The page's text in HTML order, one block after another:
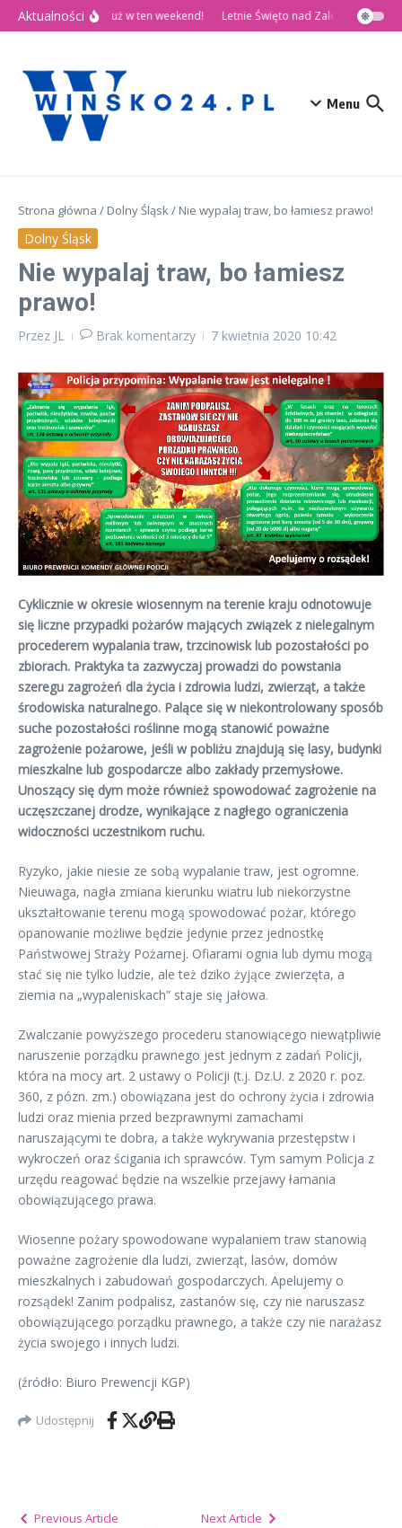
Przejdź do treści
Aktualności
🎉 Dni Wińska 2026 już w ten weekend! Letnie Święto nad Zalewem Słup
Menu
Strona główna / Dolny Śląsk/ Nie wypalaj traw, bo łamiesz prawo!
Dolny Śląsk
Nie wypalaj traw, bo łamiesz
prawo!
Przez JL Brak komentarzy 7 kwietnia 2020 10:42
Cyklicznie w okresie wiosennym na terenie kraju odnotowuje
się liczne przypadki pożarów mających związek z nielegalnym
procederem wypalania traw, trzcinowisk lub pozostałości po
zbiorach. Praktyka ta zazwyczaj prowadzi do powstania
szeregu zagrożeń dla życia i zdrowia ludzi, zwierząt, a także
środowiska naturalnego. Palące się w niekontrolowany sposób
suche pozostałości roślinne mogą stanowić poważne
zagrożenie pożarowe, jeśli w pobliżu znajdują się lasy, budynki
mieszkalne lub gospodarcze albo zakłady przemysłowe.
Unoszący się dym może również spowodować zagrożenie na
uczęszczanej drodze, wynikające z nagłego ograniczenia
widoczności uczestnikom ruchu.
Ryzyko, jakie niesie ze sobą wypalanie traw, jest ogromne.
Nieuwaga, nagła zmiana kierunku wiatru lub niekorzystne
ukształtowanie terenu mogą spowodować pożar, którego
opanowanie możliwe będzie jedynie przez jednostkę
Państwowej Straży Pożarnej. Ofiarami ognia lub dymu mogą
stać się nie tylko ludzie, ale też dziko żyjące zwierzęta, a
ziemia na „wypaleniskach” staje się jałowa.
Zwalczanie powyższego procederu stanowiącego niewątpliwie
naruszenie porządku prawnego jest jednym z zadań Policji,
która na mocy art. 2 ustawy o Policji (t.j. Dz.U. z 2020 r. poz.
360, z pózn. zm.) obowiązana jest do ochrony życia i zdrowia
ludzi oraz mienia przed bezprawnymi zamachami
naruszającymi te dobra, a także wykrywania przestępstw i
wykroczeń oraz ścigania ich sprawców. Tym samym Policja z
urzędu reagować będzie na wszelkie przejawy łamania
obowiązującego prawa.
Wiosenne pożary spowodowane wypalaniem traw stanowią
poważne zagrożenie dla ludzi, zwierząt, lasów, domów
mieszkalnych i zabudowań gospodarczych. Apelujemy o
rozsądek! Zanim podpalisz, zastanów się, czy nie naruszasz
obowiązującego porządku prawnego, a także czy nie narażasz
życia swojego i innych ludzi.
(źródło: Biuro Prewencji KGP)
Udostępnij
Previous Article Next Article